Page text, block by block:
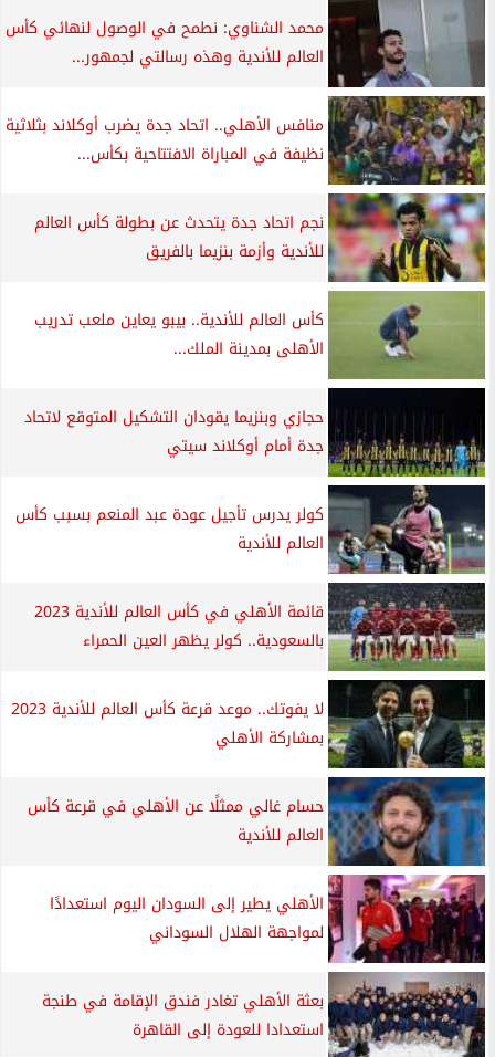
محمد الشناوي: نطمح في الوصول لنهائي كأس
العالم للأندية وهذه رسالتي لجمهور...
منافس الأهلي.. اتحاد جدة يضرب أوكلاند بثلاثية
نظيفة في المباراة الافتتاحية بكأس...
نجم اتحاد جدة يتحدث عن بطولة كأس العالم
للأندية وأزمة بنزيما بالفريق
كأس العالم للأندية.. بيبو يعاين ملعب تدريب
الأهلى بمدينة الملك...
حجازي وبنزيما يقودان التشكيل المتوقع لاتحاد
جدة أمام أوكلاند سيتي
كولر يدرس تأجيل عودة عبد المنعم بسبب كأس
العالم للأندية
قائمة الأهلي في كأس العالم للأندية 2023
بالسعودية.. كولر يظهر العين الحمراء
​لا يفوتك.. موعد قرعة كأس العالم للأندية 2023
بمشاركة الأهلي
حسام غالي ممثلًا عن الأهلي في قرعة كأس
العالم للأندية
الأهلي يطير إلى السودان اليوم استعدادًا
لمواجهة الهلال السوداني
بعثة الأهلي تغادر فندق الإقامة في طنجة
استعدادا للعودة إلى القاهرة